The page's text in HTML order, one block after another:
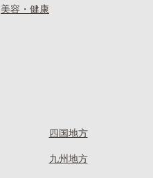
美容・健康
四国地方
九州地方